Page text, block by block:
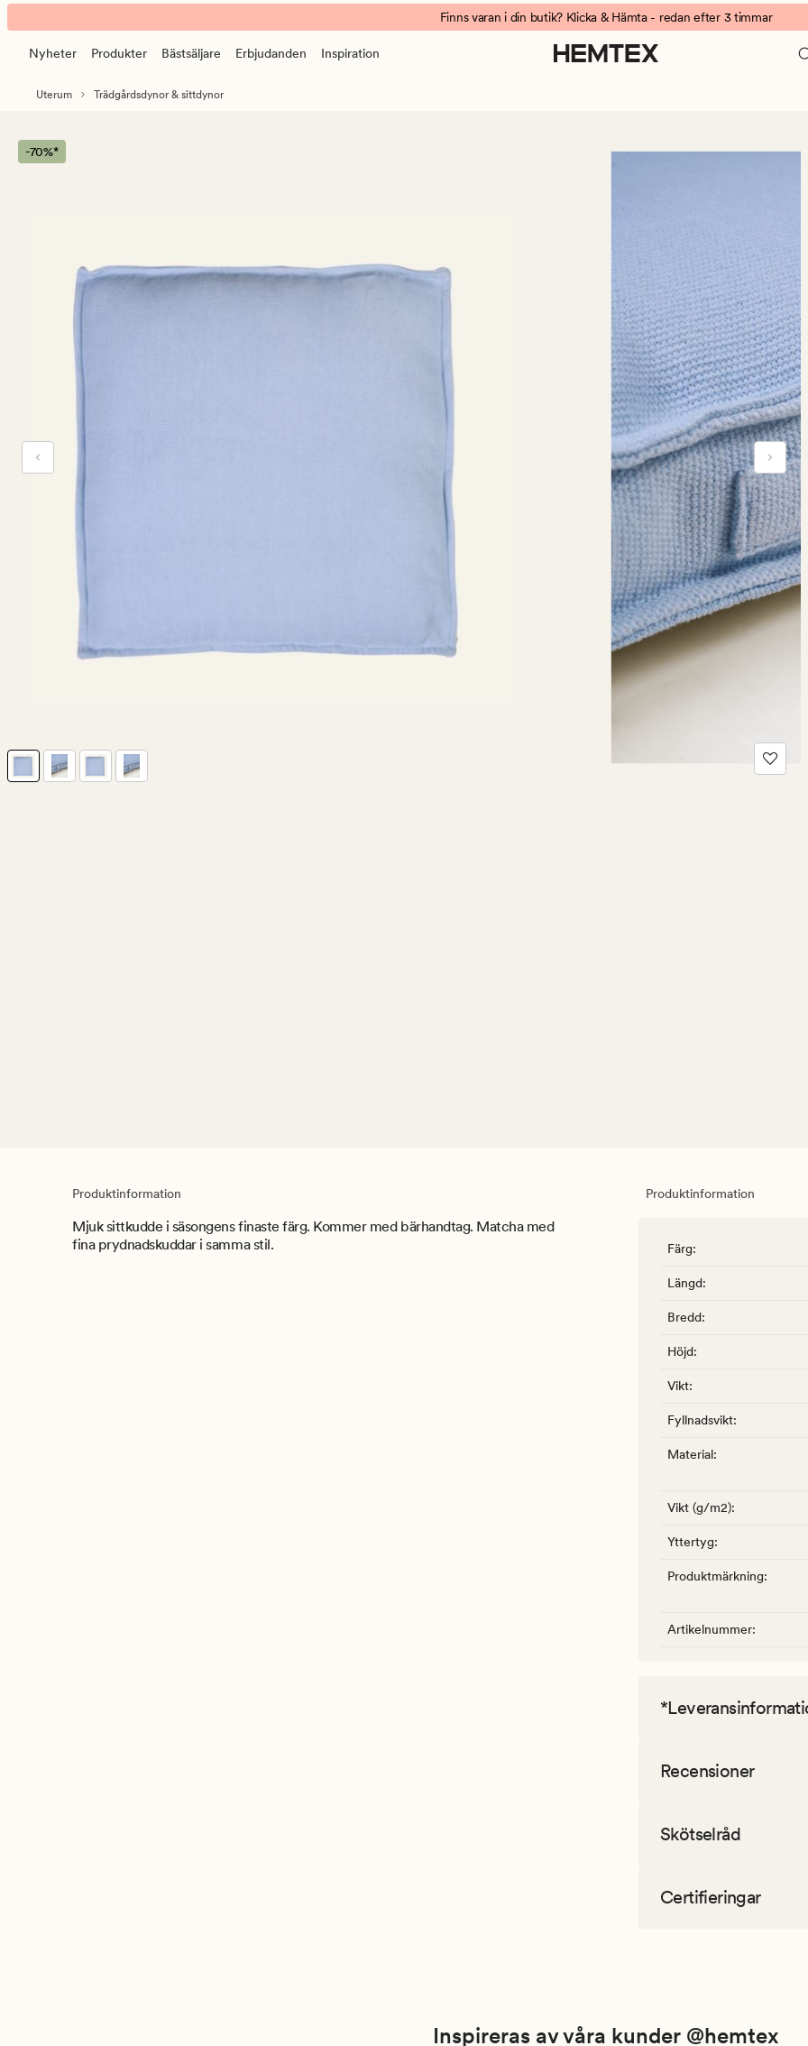
Stella
box
sittkudde
banner.
Klicka
ESCAPE
att
pausa.
Finns varan i din butik? Klicka & Hämta - redan efter 3 timmar
Nyheter Produkter Bästsäljare Erbjudanden Inspiration
Uterum Trädgårdsdynor & sittdynor
-70%*
Produktinformation
Mjuk sittkudde i säsongens finaste färg. Kommer med bärhandtag. Matcha med
fina prydnadskuddar i samma stil.
Produktinformation
Färg:
Längd:
Bredd:
Höjd:
Vikt:
Fyllnadsvikt:
Material:
Vikt (g/m2):
Yttertyg:
Produktmärkning:
Artikelnummer:
Recensioner
Skötselråd
Certifieringar
Inspireras av våra kunder @hemtex